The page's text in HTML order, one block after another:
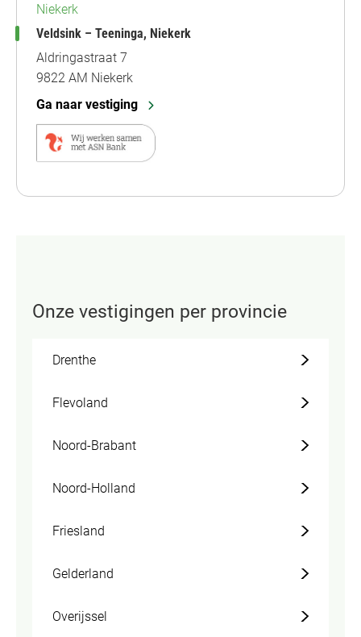
Niekerk
Veldsink – Teeninga, Niekerk
Aldringastraat 7
9822 AM Niekerk
Ga naar vestiging
Onze vestigingen per provincie
Drenthe
Flevoland
Noord-Brabant
Noord-Holland
Friesland
Gelderland
Overijssel